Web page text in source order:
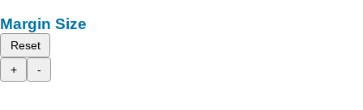
Margin Size
Reset
+
-